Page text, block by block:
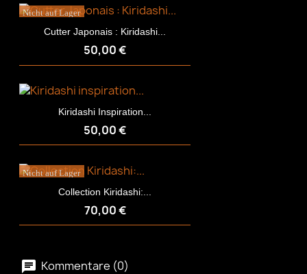
Cutter Japonais : Kiridashi...
50,00 €
Nicht auf Lager
Kiridashi Inspiration...
50,00 €
Collection Kiridashi:...
70,00 €
Nicht auf Lager
Kommentare (0)